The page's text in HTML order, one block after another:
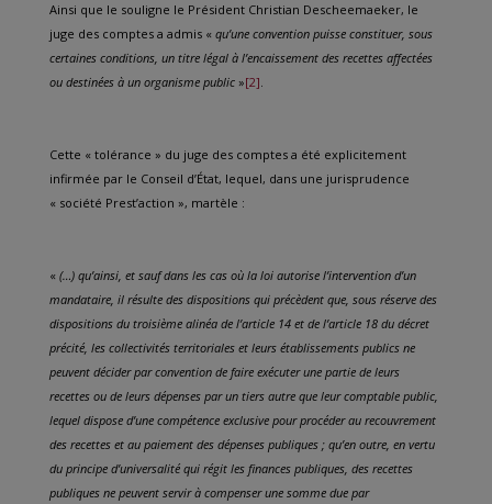
Ainsi que le souligne le Président Christian Descheemaeker, le
juge des comptes a admis « qu’une convention puisse constituer, sous
certaines conditions, un titre légal à l’encaissement des recettes affectées
ou destinées à un organisme public»[2].
Cette « tolérance » du juge des comptes a été explicitement
infirmée par le Conseil d’État, lequel, dans une jurisprudence
« société Prest’action », martèle :
« (…) qu’ainsi, et sauf dans les cas où la loi autorise l’intervention d’un
mandataire, il résulte des dispositions qui précèdent que, sous réserve des
dispositions du troisième alinéa de l’article 14 et de l’article 18 du décret
précité, les collectivités territoriales et leurs établissements publics ne
peuvent décider par convention de faire exécuter une partie de leurs
recettes ou de leurs dépenses par un tiers autre que leur comptable public,
lequel dispose d’une compétence exclusive pour procéder au recouvrement
des recettes et au paiement des dépenses publiques ; qu’en outre, en vertu
du principe d’universalité qui régit les finances publiques, des recettes
publiques ne peuvent servir à compenser une somme due par